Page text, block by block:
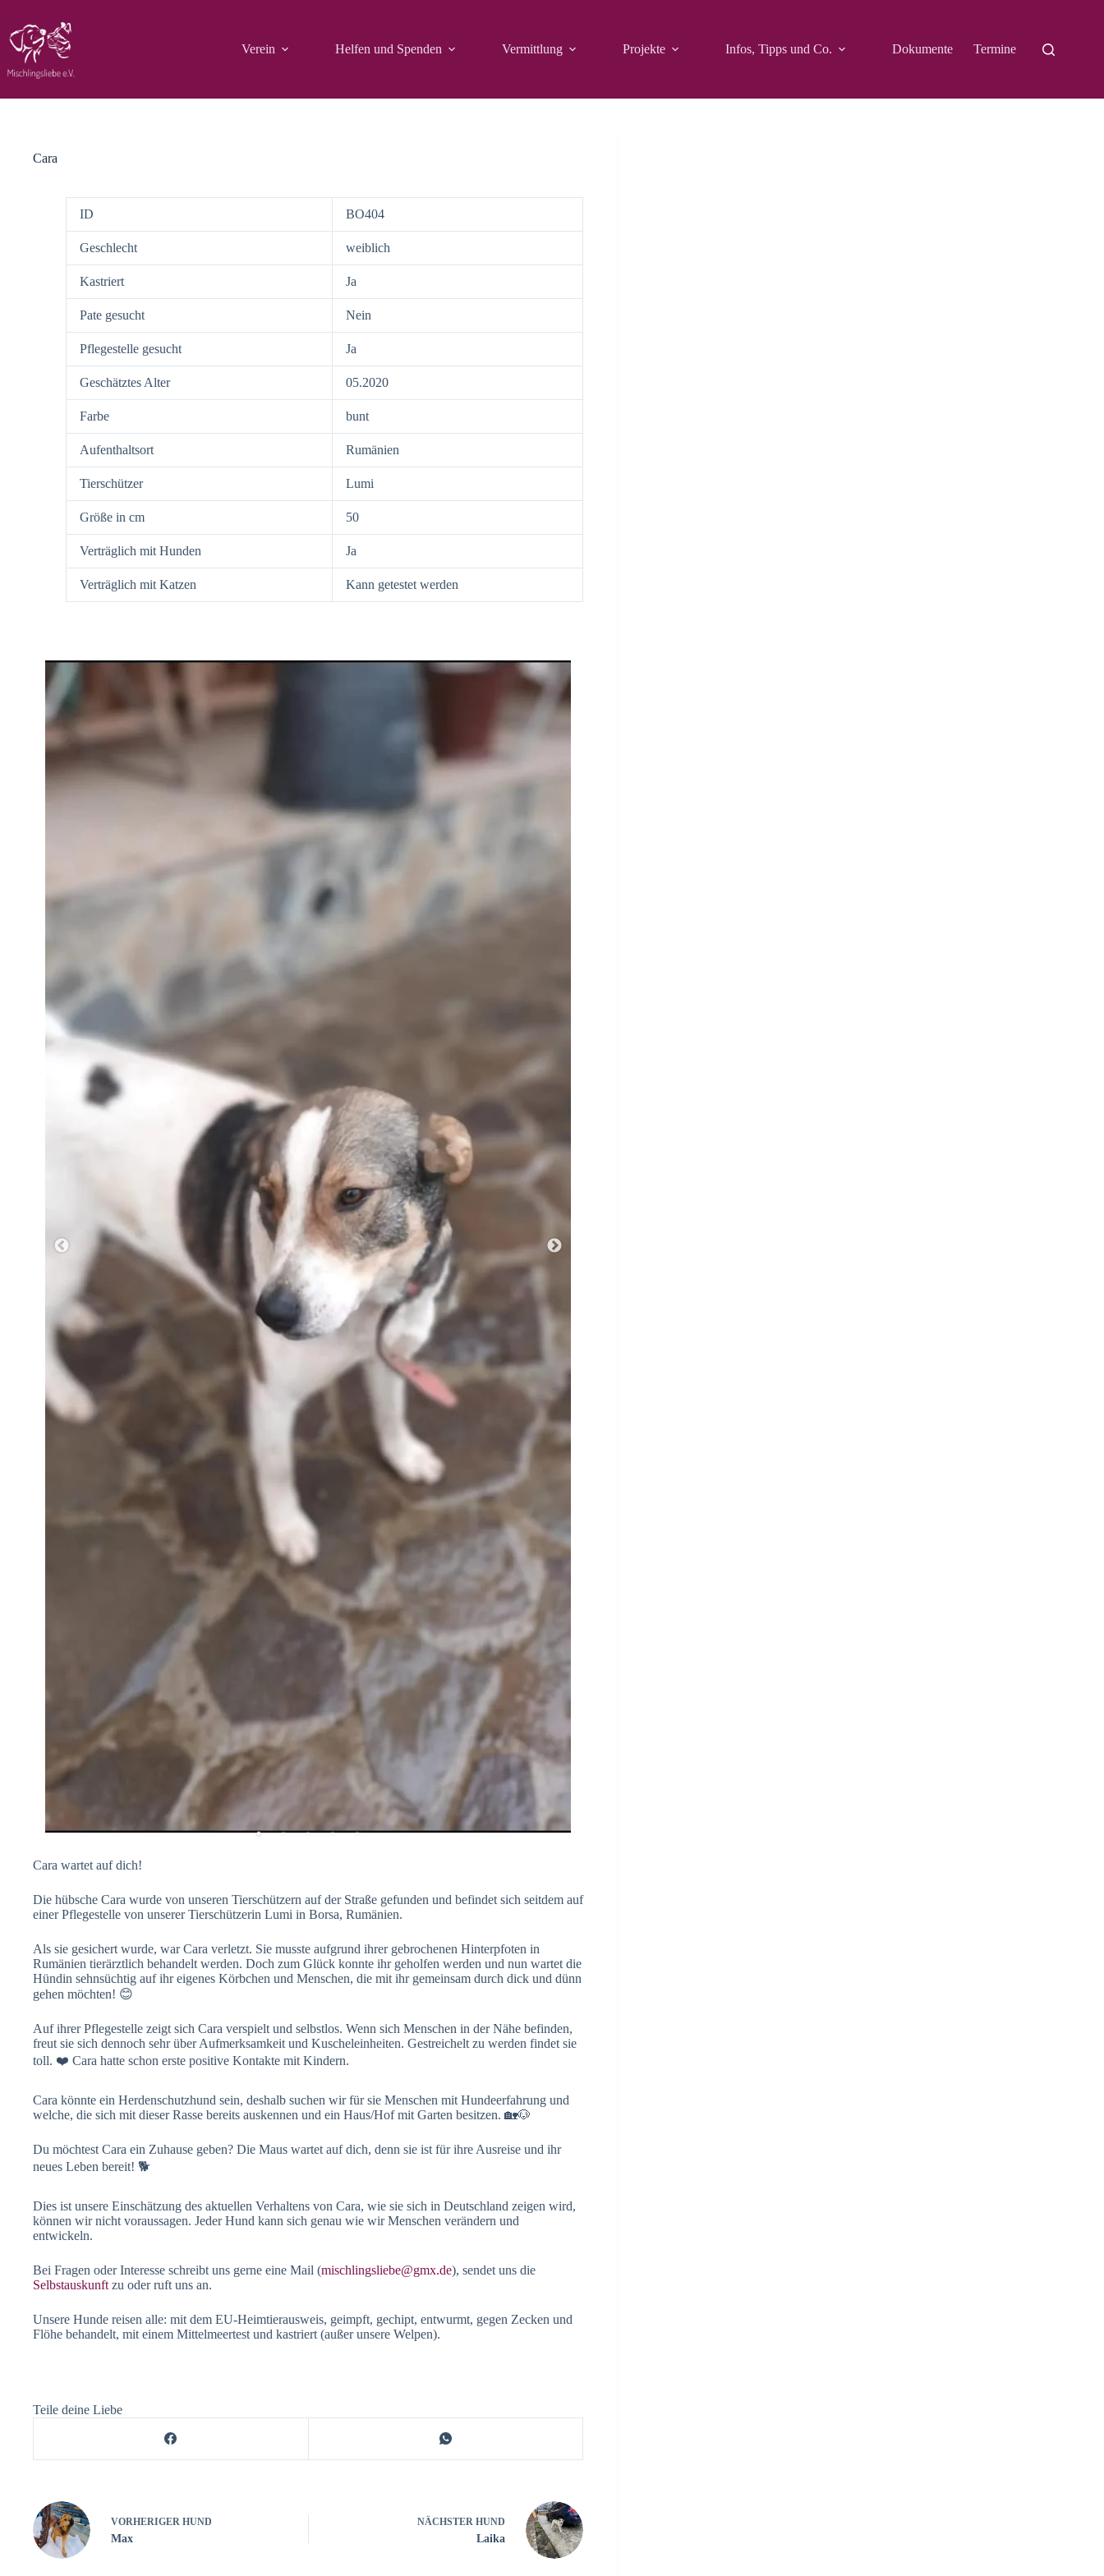
Inhalt
springen
Verein
Helfen und Spenden Vermittlung Projekte Infos, Tipps und Co. Dokumente Termine
Cara
ID BO404
Geschlecht weiblich
Kastriert Ja
Pate gesucht Nein
Pflegestelle gesucht Ja
Geschätztes Alter 05.2020
Farbe bunt
Aufenthaltsort Rumänien
Tierschützer Lumi
Größe in cm 50
Verträglich mit Hunden Ja
Verträglich mit Katzen Kann getestet werden
Cara wartet auf dich!
Die hübsche Cara wurde von unseren Tierschützern auf der Straße gefunden und befindet sich seitdem auf
einer Pflegestelle von unserer Tierschützerin Lumi in Borsa, Rumänien.
Als sie gesichert wurde, war Cara verletzt. Sie musste aufgrund ihrer gebrochenen Hinterpfoten in
Rumänien tierärztlich behandelt werden. Doch zum Glück konnte ihr geholfen werden und nun wartet die
Hündin sehnsüchtig auf ihr eigenes Körbchen und Menschen, die mit ihr gemeinsam durch dick und dünn
gehen möchten! 😊
Auf ihrer Pflegestelle zeigt sich Cara verspielt und selbstlos. Wenn sich Menschen in der Nähe befinden,
freut sie sich dennoch sehr über Aufmerksamkeit und Kuscheleinheiten. Gestreichelt zu werden findet sie
toll. ❤️ Cara hatte schon erste positive Kontakte mit Kindern.
Cara könnte ein Herdenschutzhund sein, deshalb suchen wir für sie Menschen mit Hundeerfahrung und
welche, die sich mit dieser Rasse bereits auskennen und ein Haus/Hof mit Garten besitzen. 🏡🐶
Du möchtest Cara ein Zuhause geben? Die Maus wartet auf dich, denn sie ist für ihre Ausreise und ihr
neues Leben bereit! 🐕
Dies ist unsere Einschätzung des aktuellen Verhaltens von Cara, wie sie sich in Deutschland zeigen wird,
können wir nicht voraussagen. Jeder Hund kann sich genau wie wir Menschen verändern und
entwickeln.
Bei Fragen oder Interesse schreibt uns gerne eine Mail (mischlingsliebe@gmx.de), sendet uns die
Selbstauskunft zu oder ruft uns an.
Unsere Hunde reisen alle: mit dem EU-Heimtierausweis, geimpft, gechipt, entwurmt, gegen Zecken und
Flöhe behandelt, mit einem Mittelmeertest und kastriert (außer unsere Welpen).
Teile deine Liebe
VORHERIGER HUND
Max
NÄCHSTER HUND
Laika